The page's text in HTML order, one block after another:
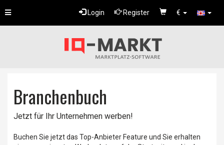
€
Login Register
Toggle
Branchenbuch
Jetzt für Ihr Unternehmen werben!
Buchen Sie jetzt das Top-Anbieter Feature und Sie erhalten